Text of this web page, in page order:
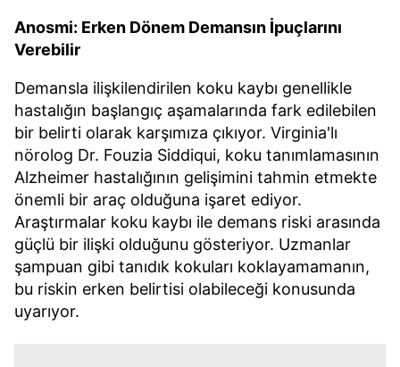
Anosmi: Erken Dönem Demansın İpuçlarını
Verebilir
Demansla ilişkilendirilen koku kaybı genellikle
hastalığın başlangıç aşamalarında fark edilebilen
bir belirti olarak karşımıza çıkıyor. Virginia'lı
nörolog Dr. Fouzia Siddiqui, koku tanımlamasının
Alzheimer hastalığının gelişimini tahmin etmekte
önemli bir araç olduğuna işaret ediyor.
Araştırmalar koku kaybı ile demans riski arasında
güçlü bir ilişki olduğunu gösteriyor. Uzmanlar
şampuan gibi tanıdık kokuları koklayamamanın,
bu riskin erken belirtisi olabileceği konusunda
uyarıyor.